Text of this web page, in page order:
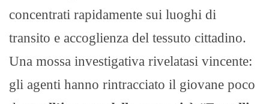
concentrati rapidamente sui luoghi di
transito e accoglienza del tessuto cittadino.
Una mossa investigativa rivelatasi vincente:
gli agenti hanno rintracciato il giovane poco